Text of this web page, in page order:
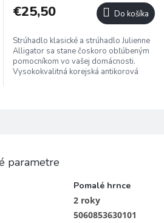
€25,50 Do košíka
Strúhadlo klasické a strúhadlo Julienne
Alligator sa stane čoskoro obľúbeným
pomocníkom vo vašej domácnosti.
Vysokokvalitná korejská antikorová
parametre
Pomalé hrnce
2 roky
5060853630101